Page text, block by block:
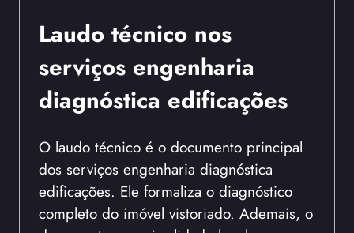
Laudo técnico nos
serviços engenharia
diagnóstica edificações
O laudo técnico é o documento principal
dos serviços engenharia diagnóstica
edificações. Ele formaliza o diagnóstico
completo do imóvel vistoriado. Ademais, o